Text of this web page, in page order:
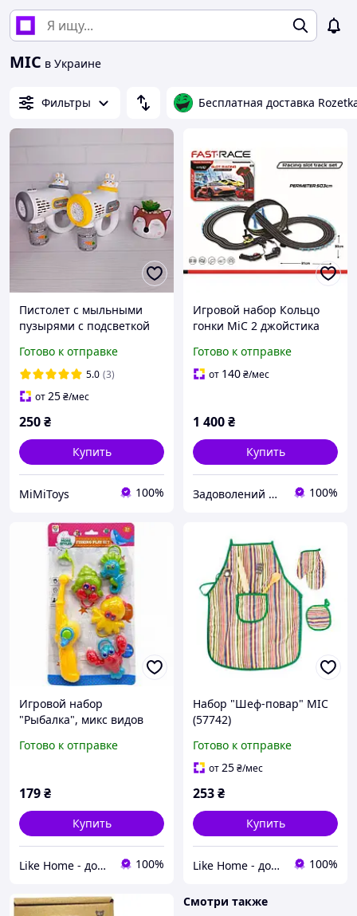
MIC в Украине
Фильтры Бесплатная доставка
Пистолет с мыльными
пузырями с подсветкой
Готово к отправке
5.0 (3)
от25₴/мес
250₴
Купить
MiMiToys 100%
Игровой набор Кольцо
гонки MiC 2 джойстика
Готово к отправке
от 140₴/мес
1 400₴
Купить
Задоволений Малюк 100%
Игровой набор
"Рыбалка", микс видов
Готово к отправке
179₴
Купить
Like Home - домашний уют для всей семьи. Будьте как дома 🤗 100%
Набор "Шеф-повар" MIC
(57742)
Готово к отправке
от25₴/мес
253₴
Купить
Like Home - домашний уют для всей семьи. Будьте как дома 🤗 100%
Смотри также